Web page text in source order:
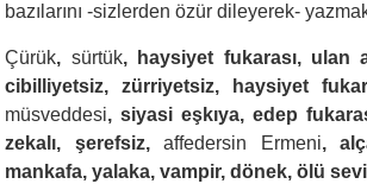
bazılarını -sizlerden özür dileyerek-
Çürük, sürtük, haysiyet fukarası, ulan
cibilliyetsiz, zürriyetsiz, haysiyet
müsveddesi, siyasi eşkıya, edep
zekalı, şerefsiz,affedersin Ermeni,
mankafa, yalaka, vampir, dönek, ölü